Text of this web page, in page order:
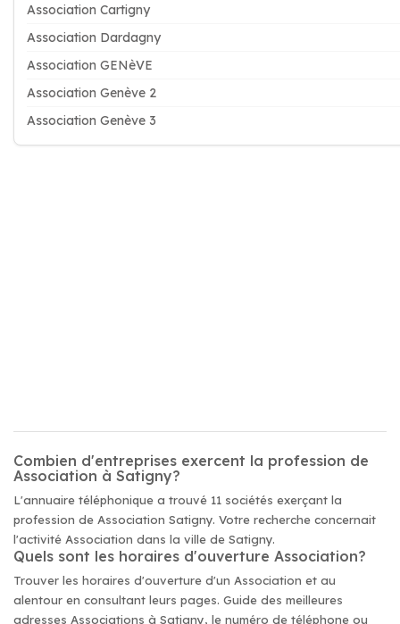
Association Cartigny
Association Dardagny
Association GENèVE
Association Genève 2
Association Genève 3
Combien d'entreprises exercent la profession de
Association à Satigny?
L'annuaire téléphonique a trouvé 11 sociétés exerçant la
profession de Association Satigny. Votre recherche concernait
l'activité Association dans la ville de Satigny.
Quels sont les horaires d'ouverture Association?
Trouver les horaires d'ouverture d'un Association et au
alentour en consultant leurs pages. Guide des meilleures
adresses Associations à Satigny, le numéro de téléphone ou